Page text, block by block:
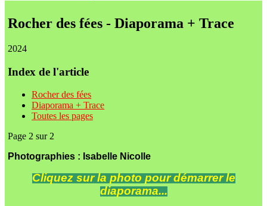
Rocher des fées - Diaporama + Trace
2024
Index de l'article
Rocher des fées
Diaporama + Trace
Toutes les pages
Page 2 sur 2
Photographies : Isabelle Nicolle
Cliquez sur la photo pour démarrer le
diaporama...